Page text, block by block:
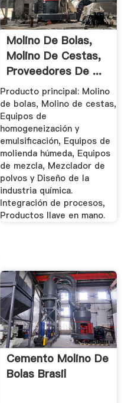
Molino De Bolas,
Molino De Cestas,
Proveedores De ...
Producto principal: Molino
de bolas, Molino de cestas,
Equipos de
homogeneización y
emulsificación, Equipos de
molienda húmeda, Equipos
de mezcla, Mezclador de
polvos y Diseño de la
industria química.
Integración de procesos,
Productos llave en mano.
Cemento Molino De
Bolas Brasil